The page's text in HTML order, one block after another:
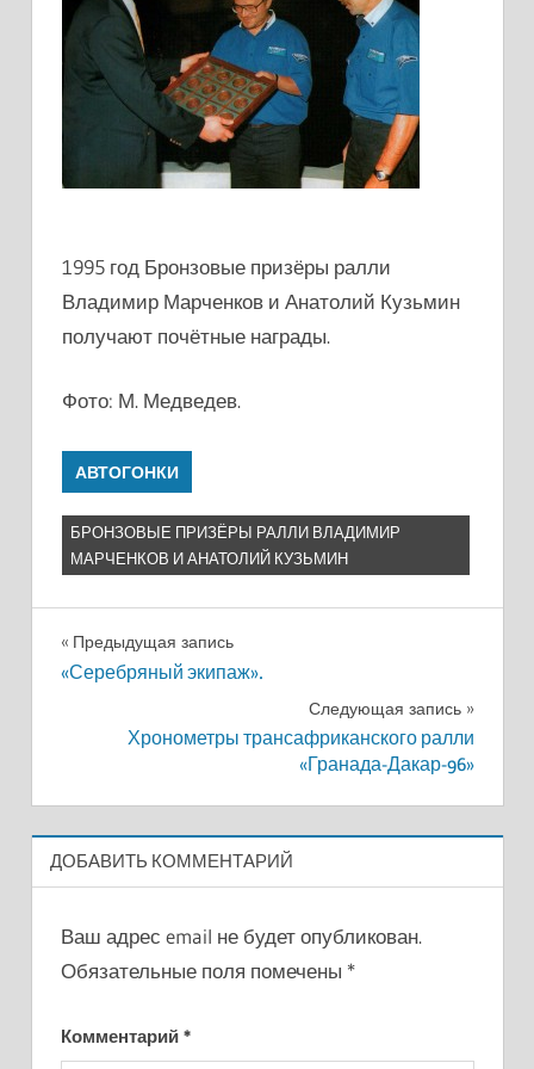
1995 год Бронзовые призёры ралли
Владимир Марченков и Анатолий Кузьмин
получают почётные награды.
Фото: М. Медведев.
АВТОГОНКИ
БРОНЗОВЫЕ ПРИЗЁРЫ РАЛЛИ ВЛАДИМИР
МАРЧЕНКОВ И АНАТОЛИЙ КУЗЬМИН
Навигация
по
записям
Предыдущая запись
«Серебряный экипаж».
Следующая запись
Хронометры трансафриканского ралли
«Гранада-Дакар-96»
ДОБАВИТЬ КОММЕНТАРИЙ
Ваш адрес email не будет опубликован.
Обязательные поля помечены *
Комментарий *